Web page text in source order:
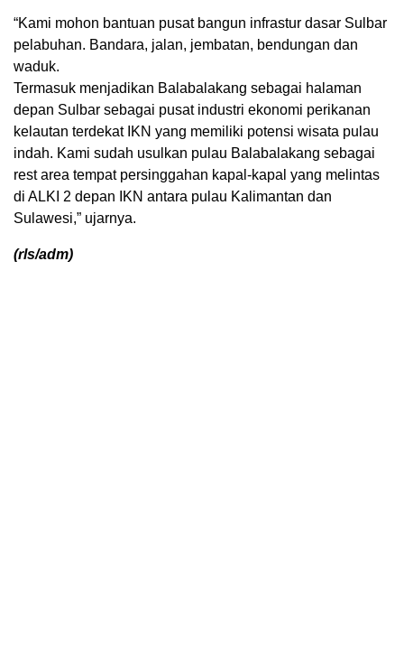
“Kami mohon bantuan pusat bangun infrastur dasar Sulbar
pelabuhan. Bandara, jalan, jembatan, bendungan dan
waduk.
Termasuk menjadikan Balabalakang sebagai halaman
depan Sulbar sebagai pusat industri ekonomi perikanan
kelautan terdekat IKN yang memiliki potensi wisata pulau
indah. Kami sudah usulkan pulau Balabalakang sebagai
rest area tempat persinggahan kapal-kapal yang melintas
di ALKI 2 depan IKN antara pulau Kalimantan dan
Sulawesi,” ujarnya.
(rls/adm)